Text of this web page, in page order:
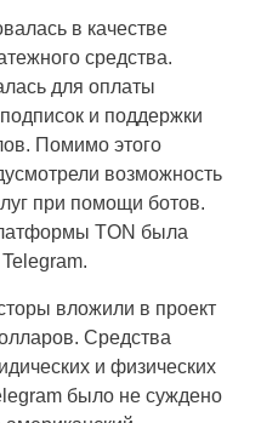
в качестве
средства.
для оплаты
и поддержки
Помимо этого
возможность
при помощи ботов.
TON была
вложили в проект
Средства
и физических
было не суждено